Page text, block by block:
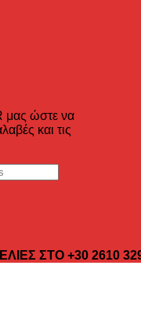
μας ώστε να
και τις
ΣΤΟ +30 2610